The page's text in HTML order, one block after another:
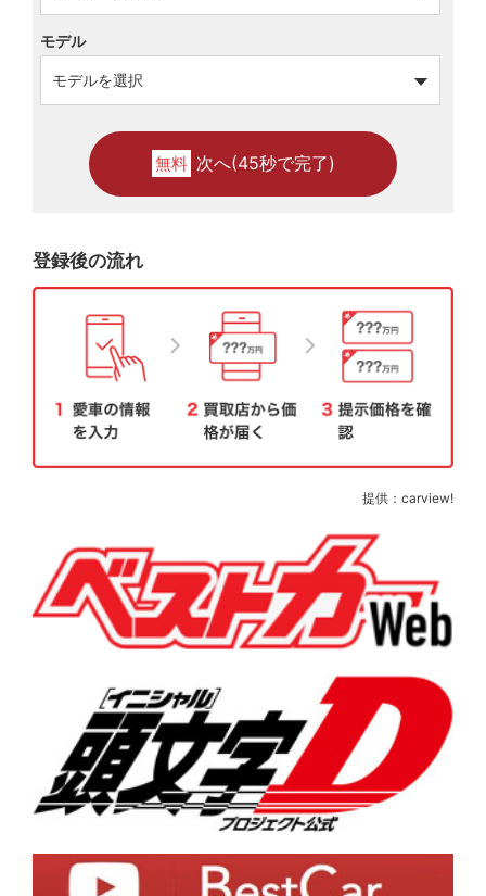
モデル
無料 次へ(45秒で完了)
登録後の流れ
提供：carview!